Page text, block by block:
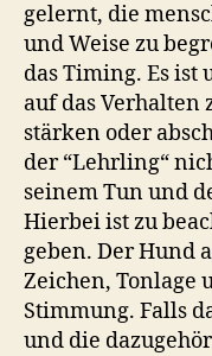
gelernt, die
und Weise zu
das Timing. Es
auf das Verhalten
stärken oder
der “Lehrling“
seinem Tun und
Hierbei ist zu
geben. Der Hund
Zeichen, Tonlage
Stimmung. Falls
und die